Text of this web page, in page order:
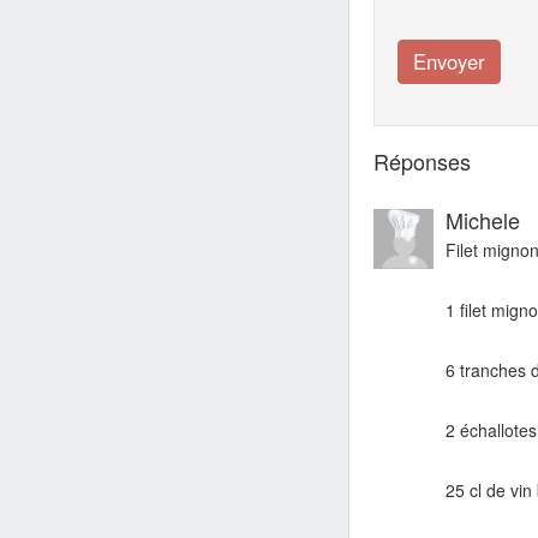
Réponses
Michele
Filet
1 filet
6 tranches
2
25 cl de